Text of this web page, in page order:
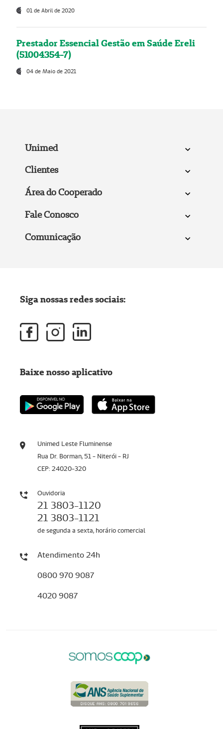
01 de Abril de 2020
Prestador Essencial Gestão em Saúde Ereli
(51004354-7)
04 de Maio de 2021
Unimed
Clientes
Área do Cooperado
Fale Conosco
Comunicação
Unimed Leste Fluminense
Rua Dr. Borman, 51 - Niterói - RJ
CEP: 24020-320
Ouvidoria
21 3803-1120
21 3803-1121
de segunda a sexta, horário comercial
Atendimento 24h
0800 970 9087
4020 9087
Siga nossas redes sociais:
Baixe nosso aplicativo